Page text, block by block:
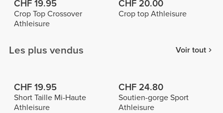
CHF 19.95
Crop Top Crossover
Athleisure
CHF 20.00
Crop top Athleisure
Les plus vendus Voir tout
CHF 19.95
Short Taille Mi-Haute
Athleisure
CHF 24.80
Soutien-gorge Sport
Athleisure